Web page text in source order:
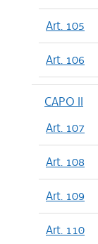
Art. 105
Art. 106
CAPO II
Art. 107
Art. 108
Art. 109
Art. 110